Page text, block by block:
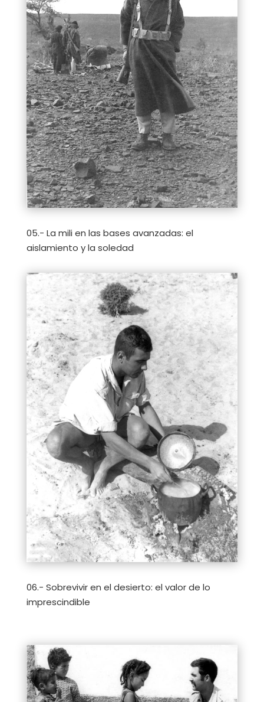
05.- La mili en las bases avanzadas: el
aislamiento y la soledad
06.- Sobrevivir en el desierto: el valor de lo
imprescindible